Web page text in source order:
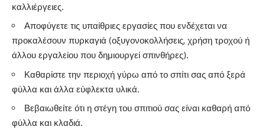
καλλιέργειες.
Αποφύγετε τις υπαίθριες εργασίες που ενδέχεται να
προκαλέσουν πυρκαγιά (οξυγονοκολλήσεις, χρήση τροχού ή
άλλου εργαλείου που δημιουργεί σπινθήρες).
Καθαρίστε την περιοχή γύρω από το σπίτι σας από ξερά
φύλλα και άλλα εύφλεκτα υλικά.
Βεβαιωθείτε ότι η στέγη του σπιτιού σας είναι καθαρή από
φύλλα και κλαδιά.